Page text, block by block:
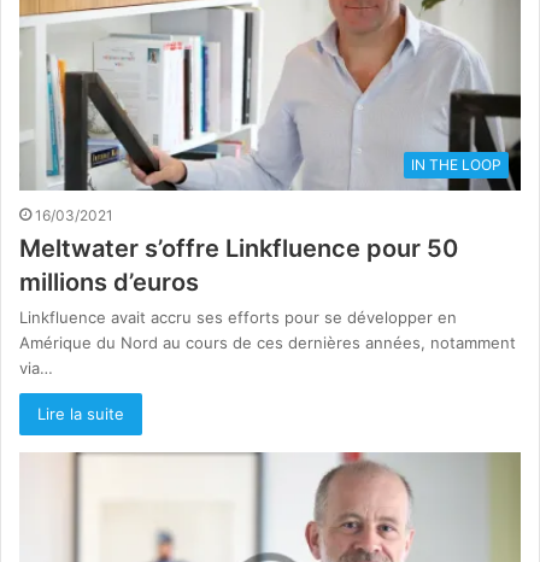
IN THE LOOP
16/03/2021
Meltwater s’offre Linkfluence pour 50
millions d’euros
Linkfluence avait accru ses efforts pour se développer en
Amérique du Nord au cours de ces dernières années, notamment
via…
Lire la suite